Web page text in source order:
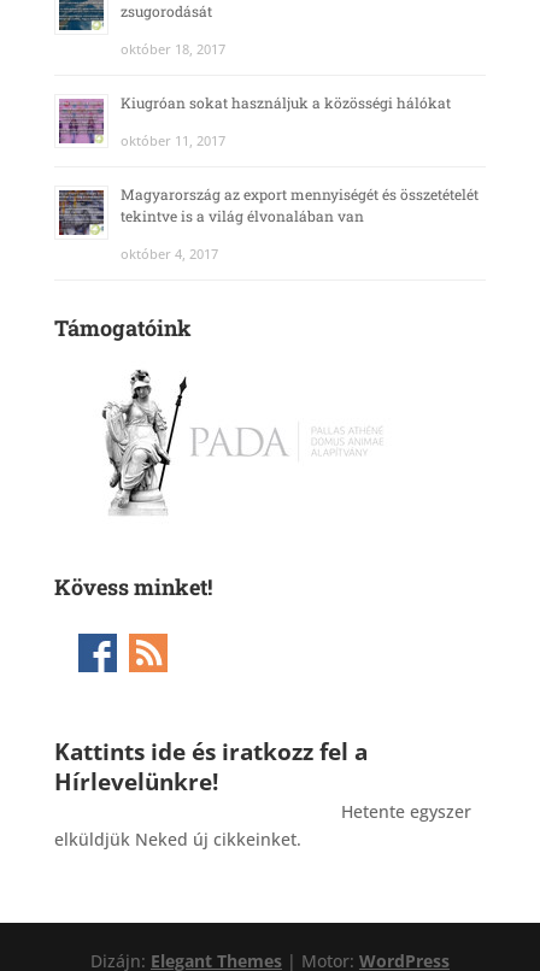
zsugorodását
október 18, 2017
Kiugróan sokat használjuk a közösségi hálókat
október 11, 2017
Magyarország az export mennyiségét és összetételét
tekintve is a világ élvonalában van
október 4, 2017
Támogatóink
Kövess minket!
Kattints ide és iratkozz fel a
Hírlevelünkre!
Hetente egyszer
elküldjük Neked új cikkeinket.
Dizájn: Elegant Themes| Motor: WordPress